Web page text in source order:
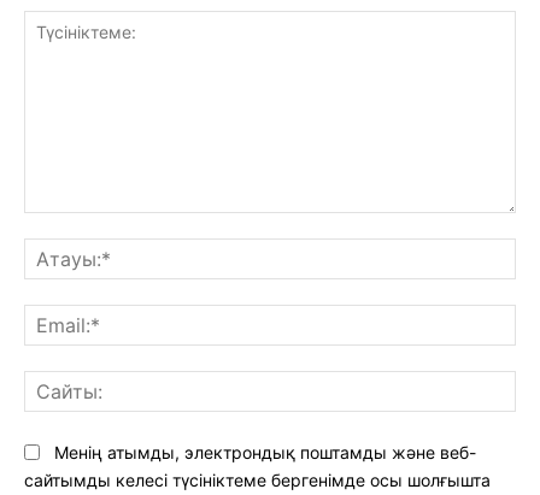
Менің атымды, электрондық поштамды және веб-
сайтымды келесі түсініктеме бергенімде осы шолғышта